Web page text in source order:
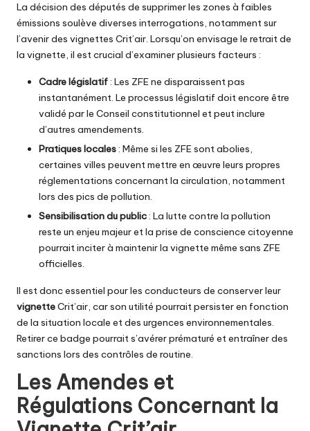
La décision des députés de supprimer les zones à faibles
émissions soulève diverses interrogations, notamment sur
l’avenir des vignettes Crit’air. Lorsqu’on envisage le retrait de
la vignette, il est crucial d’examiner plusieurs facteurs :
Cadre législatif: Les ZFE ne disparaissent pas
instantanément. Le processus législatif doit encore être
validé par le Conseil constitutionnel et peut inclure
d’autres amendements.
Pratiques locales: Même si les ZFE sont abolies,
certaines villes peuvent mettre en œuvre leurs propres
réglementations concernant la circulation, notamment
lors des pics de pollution.
Sensibilisation du public: La lutte contre la pollution
reste un enjeu majeur et la prise de conscience citoyenne
pourrait inciter à maintenir la vignette même sans ZFE
officielles.
Il est donc essentiel pour les conducteurs de conserver leur
vignetteCrit’air, car son utilité pourrait persister en fonction
de la situation locale et des urgences environnementales.
Retirer ce badge pourrait s’avérer prématuré et entraîner des
sanctions lors des contrôles de routine.
Les Amendes et
Régulations Concernant la